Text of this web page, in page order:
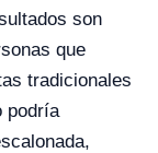
son
que
tradicionales
podría